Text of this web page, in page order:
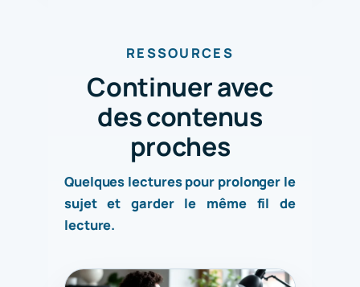
RESSOURCES
Continuer avec
des contenus
proches
Quelques lectures pour prolonger le
sujet et garder le même fil de
lecture.